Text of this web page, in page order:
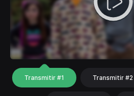
Transmitir #1 Transmitir #2